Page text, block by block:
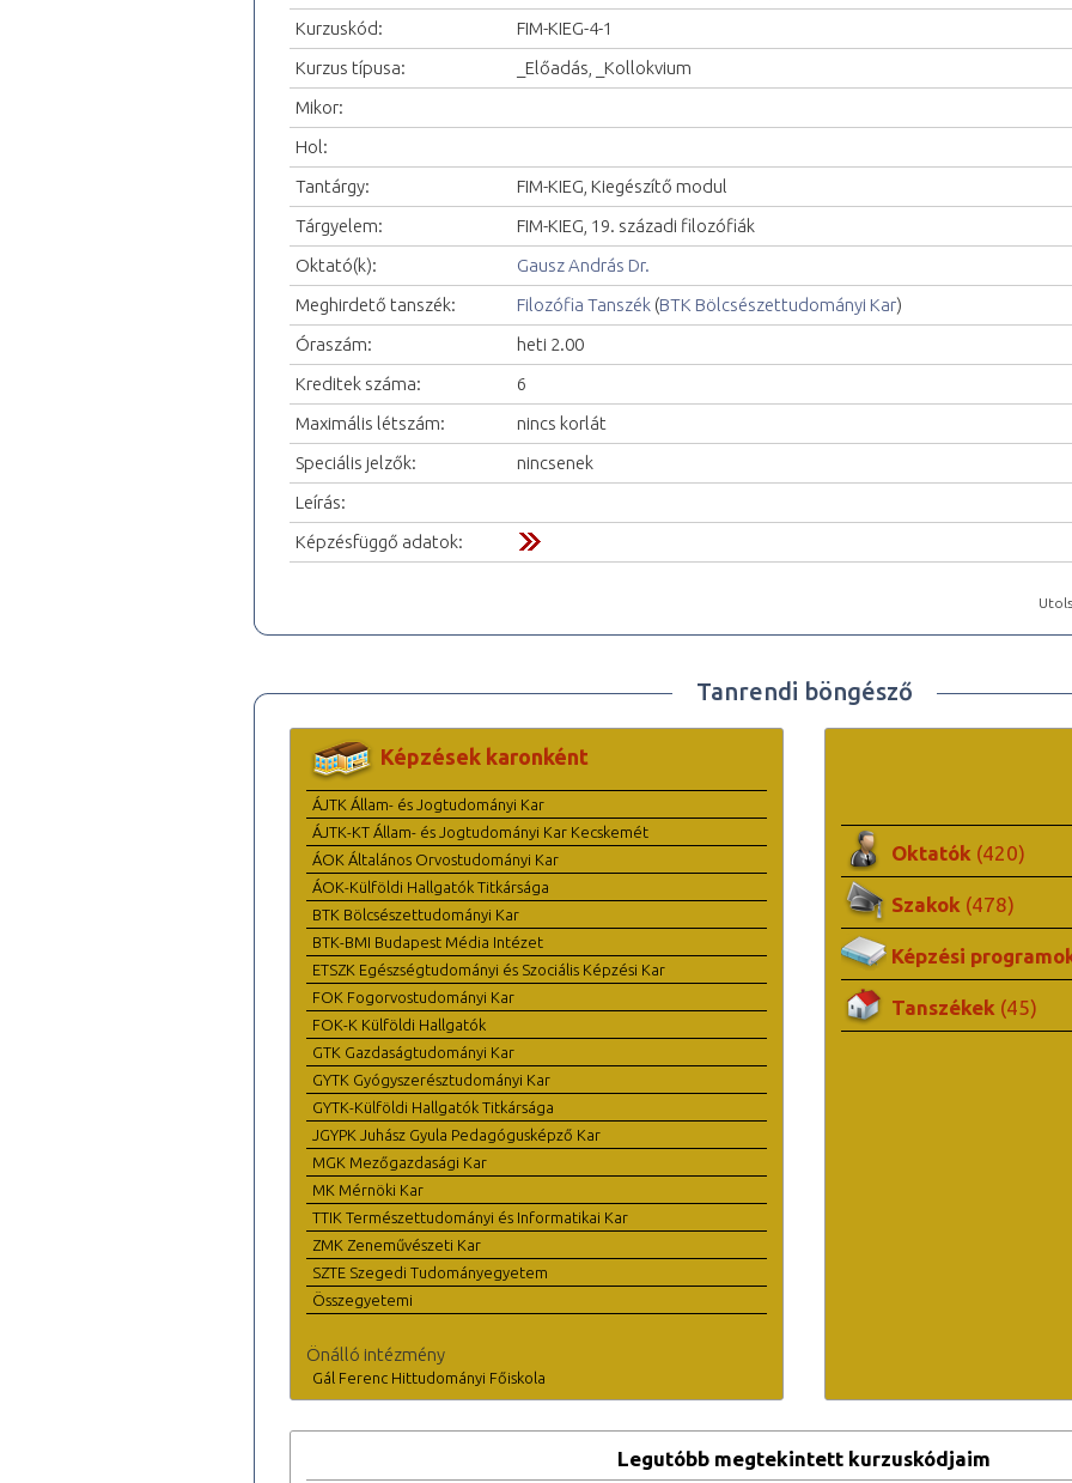
Kurzuskód:
FIM-KIEG-4-1
Kurzus típusa:
_Előadás, _Kollokvium
Mikor:
Hol:
Tantárgy:
FIM-KIEG, Kiegészítő modul
Tárgyelem:
FIM-KIEG, 19. századi filozófiák
Oktató(k):
Gausz András Dr.
Meghirdető tanszék:
Filozófia Tanszék (BTK Bölcsészettudományi Kar)
Óraszám:
heti 2.00
Kreditek száma:
6
Maximális létszám:
nincs korlát
Speciális jelzők:
nincsenek
Leírás:
Képzésfüggő adatok:
Tanrendi böngésző
Képzések karonként
ÁJTK Állam- és Jogtudományi Kar
ÁJTK-KT Állam- és Jogtudományi Kar Kecskemét
ÁOK Általános Orvostudományi Kar
ÁOK-Külföldi Hallgatók Titkársága
BTK Bölcsészettudományi Kar
BTK-BMI Budapest Média Intézet
ETSZK Egészségtudományi és Szociális Képzési Kar
FOK Fogorvostudományi Kar
FOK-K Külföldi Hallgatók
GTK Gazdaságtudományi Kar
GYTK Gyógyszerésztudományi Kar
GYTK-Külföldi Hallgatók Titkársága
JGYPK Juhász Gyula Pedagógusképző Kar
MGK Mezőgazdasági Kar
MK Mérnöki Kar
TTIK Természettudományi és Informatikai Kar
ZMK Zeneművészeti Kar
SZTE Szegedi Tudományegyetem
Összegyetemi
Önálló intézmény
Gál Ferenc Hittudományi Főiskola
Oktatók (420)
Szakok (478)
Képzési
Tanszékek (45)
Legutóbb megtekintett kurzuskódjaim